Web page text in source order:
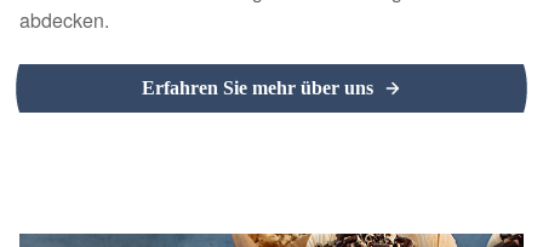
abdecken.
Erfahren Sie mehr über uns